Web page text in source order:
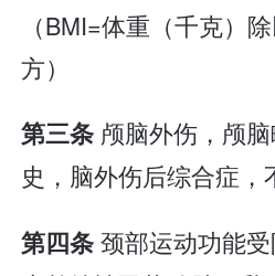
（BMI=体重（千克）
方）
第三条 颅脑外伤，颅
史，脑外伤后综合症，
第四条颈部运动功能